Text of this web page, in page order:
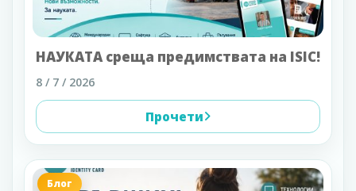
НАУКАТА среща предимствата на ISIC!
8 / 7 / 2026
Прочети
Блог